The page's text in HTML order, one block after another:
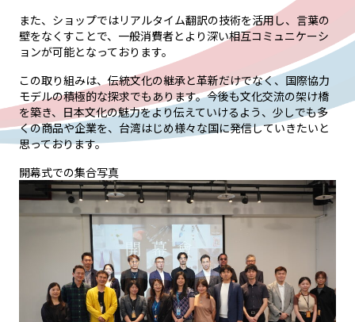
また、ショップではリアルタイム翻訳の技術を活用し、言葉の
壁をなくすことで、一般消費者とより深い相互コミュニケーシ
ョンが可能となっております。
この取り組みは、伝統文化の継承と革新だけでなく、国際協力
モデルの積極的な探求でもあります。今後も文化交流の架け橋
を築き、日本文化の魅力をより伝えていけるよう、少しでも多
くの商品や企業を、台湾はじめ様々な国に発信していきたいと
思っております。
開幕式での集合写真